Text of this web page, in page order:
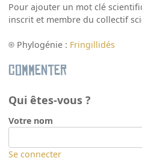
Pour ajouter un mot clé
inscrit et membre du collectif
Phylogénie : Fringillidés
Commenter
Qui êtes-vous ?
Votre nom
Se connecter